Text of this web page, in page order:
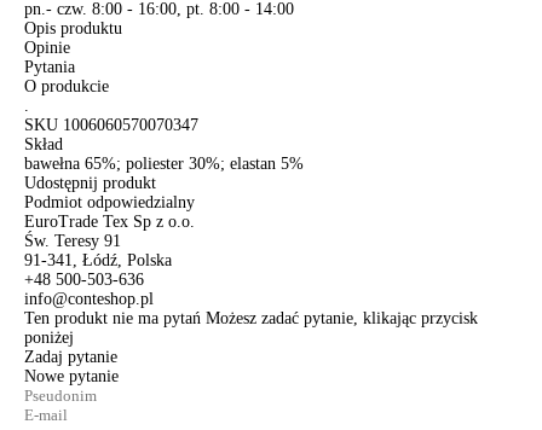
pn.- czw. 8:00 - 16:00, pt. 8:00 - 14:00
Opis produktu
Opinie
Pytania
O produkcie
.
SKU 1006060570070347
Skład
bawełna 65%; poliester 30%; elastan 5%
Udostępnij produkt
Podmiot odpowiedzialny
EuroTrade Tex Sp z o.o.
Św. Teresy 91
91-341, Łódź, Polska
+48 500-503-636
info@conteshop.pl
Ten produkt nie ma pytań Możesz zadać pytanie, klikając przycisk
poniżej
Zadaj pytanie
Nowe pytanie